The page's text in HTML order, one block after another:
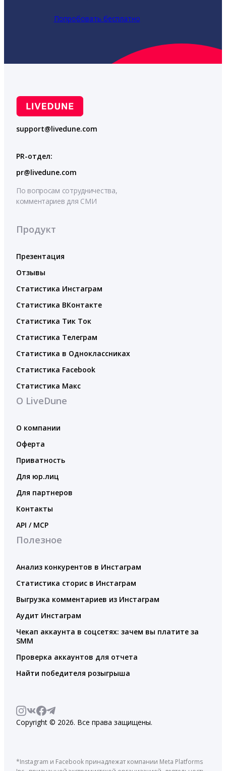
Попробовать бесплатно
support@livedune.com
PR-отдел:
pr@livedune.com
По вопросам сотрудничества,
комментариев для СМИ
Продукт
Презентация
Отзывы
Статистика Инстаграм
Статистика ВКонтакте
Статистика Тик Ток
Статистика Телеграм
Статистика в Одноклассниках
Статистика Facebook
Статистика Макс
О LiveDune
О компании
Оферта
Приватность
Для юр.лиц
Для партнеров
Контакты
API / MCP
Полезное
Анализ конкурентов в Инстаграм
Статистика сторис в Инстаграм
Выгрузка комментариев из Инстаграм
Аудит Инстаграм
Чекап аккаунта в соцсетях: зачем вы платите за
SMM
Проверка аккаунтов для отчета
Найти победителя розыгрыша
Copyright © 2026. Все права защищены.
*Instagram и Facebook принадлежат компании Meta Platforms